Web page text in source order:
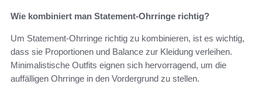
Wie kombiniert man Statement-Ohrringe richtig?
Um Statement-Ohrringe richtig zu kombinieren, ist es wichtig,
dass sie Proportionen und Balance zur Kleidung verleihen.
Minimalistische Outfits eignen sich hervorragend, um die
auffälligen Ohrringe in den Vordergrund zu stellen.